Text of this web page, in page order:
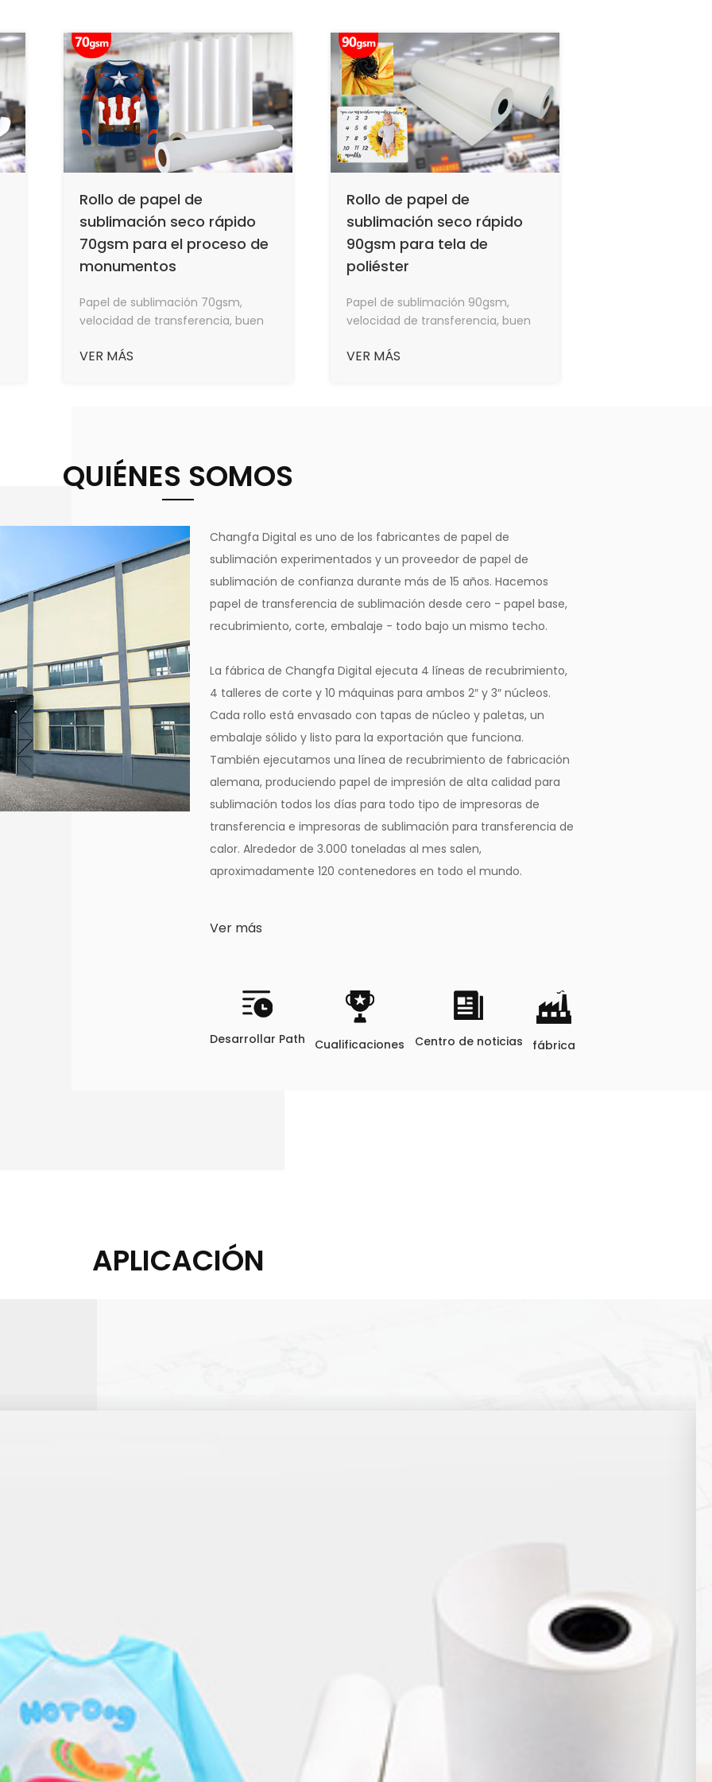
Rollo de papel de
sublimación seco rápido
70gsm para el proceso de
monumentos
Papel de sublimación 70gsm,
velocidad de transferencia, buen
la cantidad máxima de tinta,
VER MÁS
Rollo de papel de
sublimación seco rápido
90gsm para tela de
poliéster
Papel de sublimación 90gsm,
velocidad de transferencia, buen
la cantidad máxima de tinta,
VER MÁS
QUIÉNES SOMOS
Changfa Digital es uno de los fabricantes de papel de
sublimación experimentados y un proveedor de papel de
sublimación de confianza durante más de 15 años. Hacemos
papel de transferencia de sublimación desde cero - papel base,
recubrimiento, corte, embalaje - todo bajo un mismo techo.
La fábrica de Changfa Digital ejecuta 4 líneas de recubrimiento,
4 talleres de corte y 10 máquinas para ambos 2″ y 3″ núcleos.
Cada rollo está envasado con tapas de núcleo y paletas, un
embalaje sólido y listo para la exportación que funciona.
También ejecutamos una línea de recubrimiento de fabricación
alemana, produciendo papel de impresión de alta calidad para
sublimación todos los días para todo tipo de impresoras de
transferencia e impresoras de sublimación para transferencia de
calor. Alrededor de 3.000 toneladas al mes salen,
aproximadamente 120 contenedores en todo el mundo.
Ver más
Desarrollar Path Cualificaciones Centro de noticias fábrica
APLICACIÓN